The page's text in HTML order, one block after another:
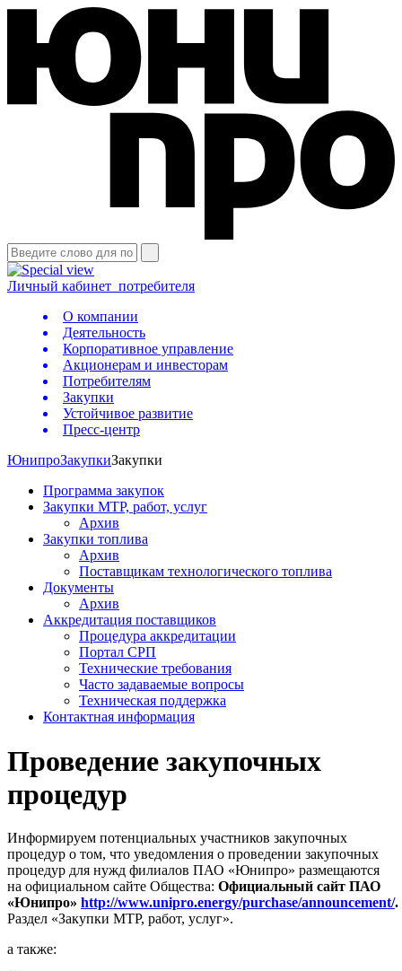
Личный кабинет потребителя
О компании
Деятельность
Корпоративное управление
Акционерам и инвесторам
Потребителям
Закупки
Устойчивое развитие
Пресс-центр
ЮнипроЗакупкиЗакупки
Программа закупок
Закупки МТР, работ, услуг
Архив
Закупки топлива
Архив
Поставщикам технологического топлива
Документы
Архив
Аккредитация поставщиков
Процедура аккредитации
Портал СРП
Технические требования
Часто задаваемые вопросы
Техническая поддержка
Контактная информация
Проведение закупочных
процедур
Информируем потенциальных участников закупочных
процедур о том, что уведомления о проведении закупочных
процедур для нужд филиалов ПАО «Юнипро» размещаются
на официальном сайте Общества: Официальный сайт ПАО
«Юнипро» http://www.unipro.energy/purchase/announcement/.
Раздел «Закупки МТР, работ, услуг».
а также: